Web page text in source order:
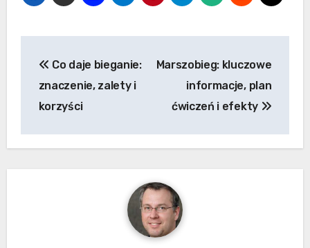
wpisu
Co daje bieganie:
znaczenie, zalety i
korzyści
Marszobieg: kluczowe
informacje, plan
ćwiczeń i efekty